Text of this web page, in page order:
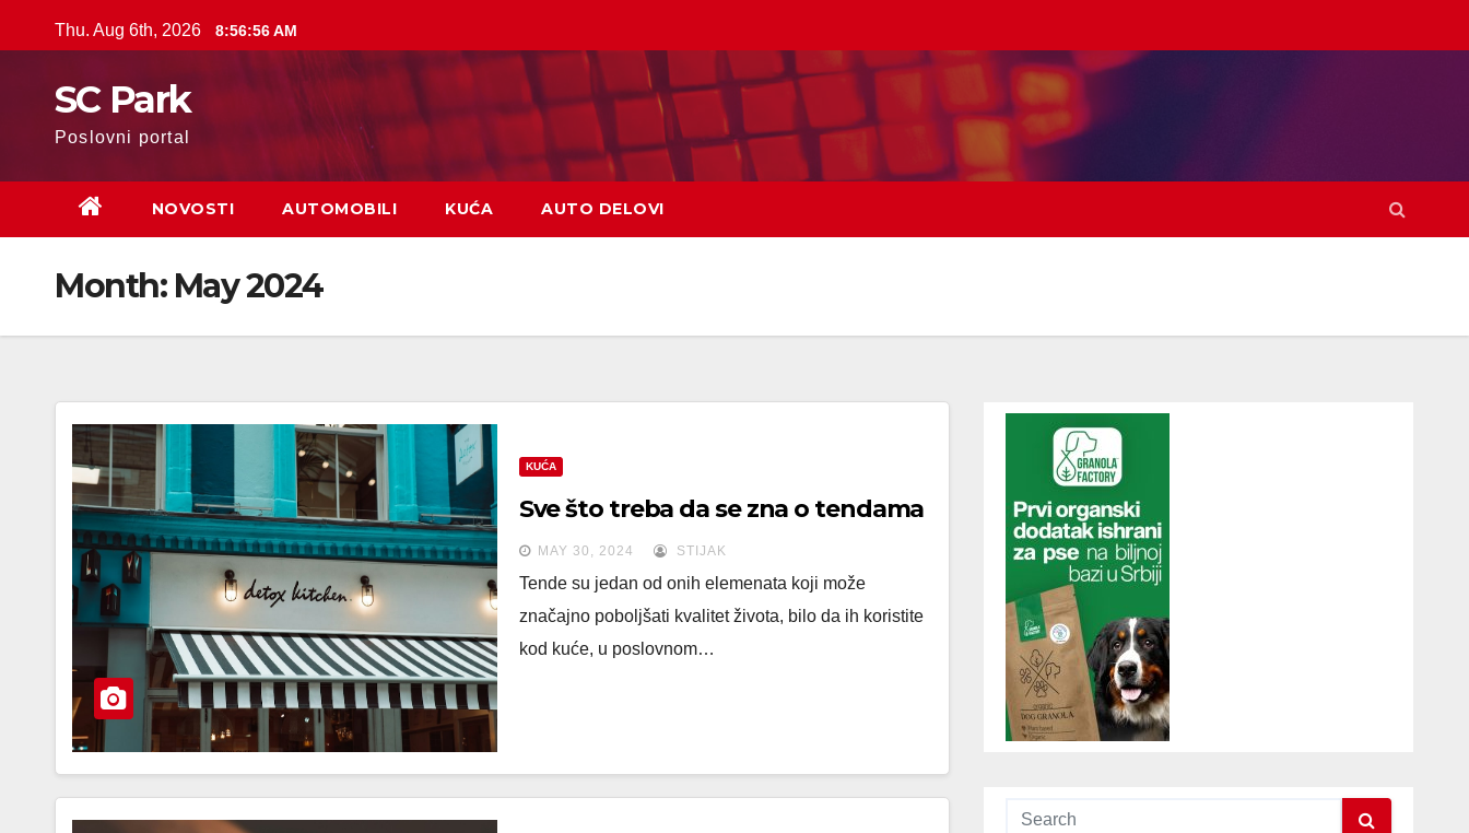
to
Thu. Aug 6th, 2026 8:56:58 AM
SC Park
Poslovni portal
NOVOSTI AUTOMOBILI KUĆA AUTO DELOVI
Month: May 2024
KUĆA
Sve što treba da se zna o tendama
MAY 30, 2024 STIJAK
Tende su jedan od onih elemenata koji može
značajno poboljšati kvalitet života, bilo da ih koristite
kod kuće, u poslovnom…